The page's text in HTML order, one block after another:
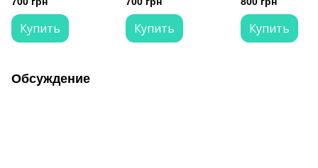
выпадения волос 100
млКупить
против выпадения
волос 300 мл
Купить
волос 250 мл
Купить
Обсуждение